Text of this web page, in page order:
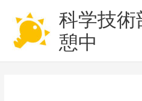
科学技術
憩中